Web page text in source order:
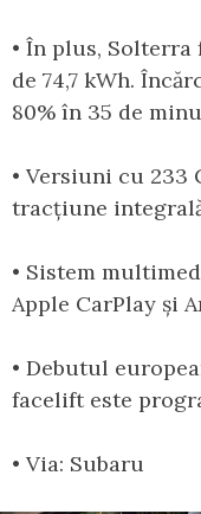
• În plus,
de 74,7 kWh.
80% în 35 de
• Versiuni cu 233
tracțiune
• Sistem
Apple CarPlay și
• Debutul
facelift este
• Via: Subaru